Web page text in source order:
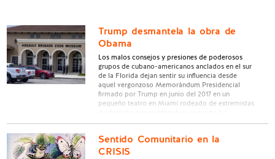
Trump desmantela la obra de
Obama
Los malos consejos y presiones de poderosos
grupos de cubano-americanos anclados en el sur
de la Florida dejan sentir su influencia desde
aquel vergonzoso Memorándum Presidencial
firmado por Trump en junio del 2017 en un
pequeño teatro en Miami rodeado de extremistas
sanciones contra Cuba. La Oficina de …
Sentido Comunitario en la
CRISIS